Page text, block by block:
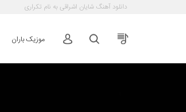
دانلود آهنگ شایان اشراقی به نام تکراری
موزیک باران